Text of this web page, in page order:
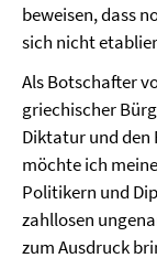
beweisen, dass
sich nicht
Als Botschafter
griechischer
Diktatur und den
möchte ich
Politikern und
zahllosen
zum Ausdruck